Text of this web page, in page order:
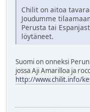
Chilit on aitoa
Joudumme
Perusta tai
löytäneet.
Suomi on onneksi
jossa Aji Amarilloa ja
http://www.chilit.info/